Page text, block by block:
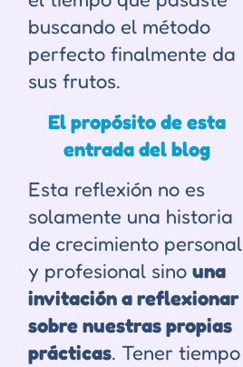
buscando el método
perfecto finalmente da
sus frutos.
El propósito de esta
entrada del blog
Esta reflexión no es
solamente una historia
de crecimiento personal
y profesional sino una
invitación a reflexionar
sobre nuestras propias
prácticas. Tener tiempo